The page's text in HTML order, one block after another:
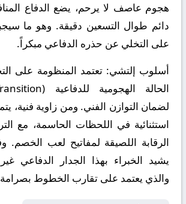
هجوم عاصف لا يرحم، يضع الدفاع
دائم طوال التسعين دقيقة. وهو ما
على التخلي عن حذره الدفاعي مبكراً.
أسلوب إلتشي: تعتمد المنظومة على
لضمان التوازن الفني. ومن زاوية فنية،
استثنائية في اللحظات الحاسمة، مع
الرقابة اللصيقة لمفاتيح لعب الخصم.
يشيد الخبراء بهذا الجدار الدفاعي
والذي يعتمد على تقارب الخطوط بصرامة